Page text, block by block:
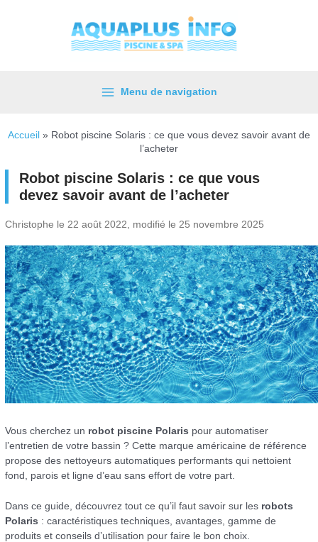
Menu
Menu de navigation
Accueil » Robot piscine Solaris : ce que vous devez savoir avant de
l’acheter
Robot piscine Solaris : ce que vous
devez savoir avant de l’acheter
Christophe le 22 août 2022, modifié le 25 novembre 2025
Vous cherchez un robot piscine Polaris pour automatiser
l’entretien de votre bassin ? Cette marque américaine de référence
propose des nettoyeurs automatiques performants qui nettoient
fond, parois et ligne d’eau sans effort de votre part.
Dans ce guide, découvrez tout ce qu’il faut savoir sur les robots
Polaris : caractéristiques techniques, avantages, gamme de
produits et conseils d’utilisation pour faire le bon choix.